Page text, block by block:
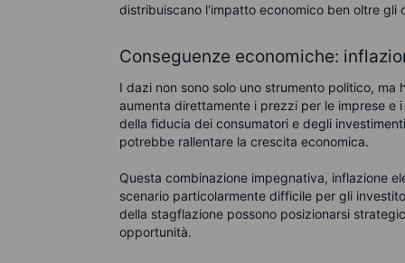
distribuiscano l'impatto economico ben oltre gli
Conseguenze economiche:
I dazi non sono solo uno strumento politico,
aumenta direttamente i prezzi per le imprese e
della fiducia dei consumatori e degli
potrebbe rallentare la crescita economica.
Questa combinazione impegnativa, inflazione
scenario particolarmente difficile per gli
della stagflazione possono posizionarsi
opportunità.